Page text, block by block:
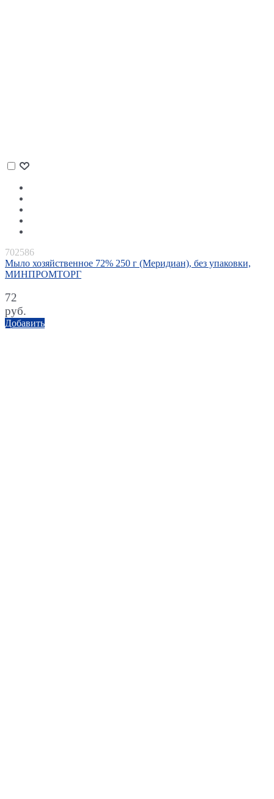
702586
Мыло хозяйственное 72% 250 г (Меридиан), без упаковки,
МИНПРОМТОРГ
72
руб.
Добавить